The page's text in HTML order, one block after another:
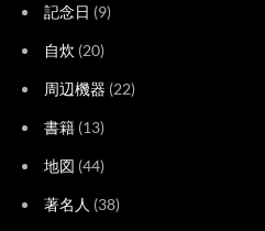
記念日 (9)
自炊 (20)
周辺機器 (22)
書籍 (13)
地図 (44)
著名人 (38)